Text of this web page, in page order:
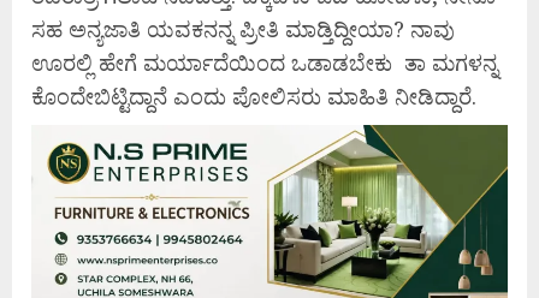
ಸಹ ಅನ್ಯಜಾತಿ ಯವಕನನ್ನ ಪ್ರೀತಿ ಮಾಡ್ತಿದ್ದೀಯಾ? ನಾವು
ಊರಲ್ಲಿ ಹೇಗೆ ಮರ್ಯಾದೆಯಿಂದ ಒಡಾಡಬೇಕು ತಾ ಮಗಳನ್ನ
ಕೊಂದೇಬಿಟ್ಟಿದ್ದಾನೆ ಎಂದು ಪೋಲಿಸರು ಮಾಹಿತಿ ನೀಡಿದ್ದಾರೆ.